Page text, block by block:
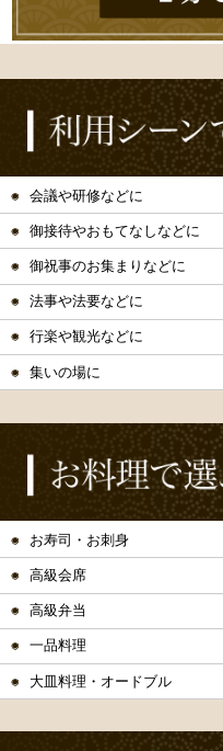
会議や研修などに
御接待やおもてなしなどに
御祝事のお集まりなどに
法事や法要などに
行楽や観光などに
集いの場に
お寿司・お刺身
高級会席
高級弁当
一品料理
大皿料理・オードブル